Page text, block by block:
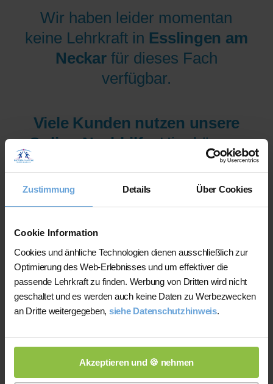
Zustimmung Details Über Cookies
Cookie Information
Cookies und änhliche Technologien dienen ausschließlich zur
Optimierung des Web-Erlebnisses und um effektiver die
passende Lehrkraft zu finden. Werbung von Dritten wird nicht
geschaltet und es werden auch keine Daten zu Werbezwecken
an Dritte weitergegeben, siehe Datenschutzhinweis.
Akzeptieren und 🍪 nehmen
Wir haben leider momentan
keine Lehrkraft in Esslingen am
Neckarfür dieses Fach
verfügbar.
Viele Kunden nutzen unsere
Online-Nachhilfe: Hier können
wir Ihnen aus mehr als 300
Lehrer/innen pro Fach und
Niveau die am besten
zur Verfügung stellen.
Jetzt verfügbare Lehrer/innen
für Online-Nachhilfe anzeigen